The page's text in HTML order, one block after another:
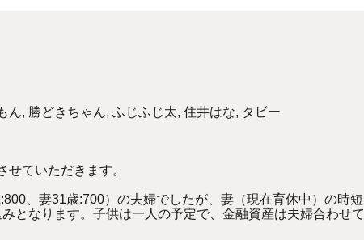
ん, 勝どきちゃん, ふじふじ太, 住井はな, タビー
せていただきます。
、妻31歳:700）の夫婦でしたが、妻（現在育休中）の時短
となります。子供は一人の予定で、金融資産は夫婦合わせて